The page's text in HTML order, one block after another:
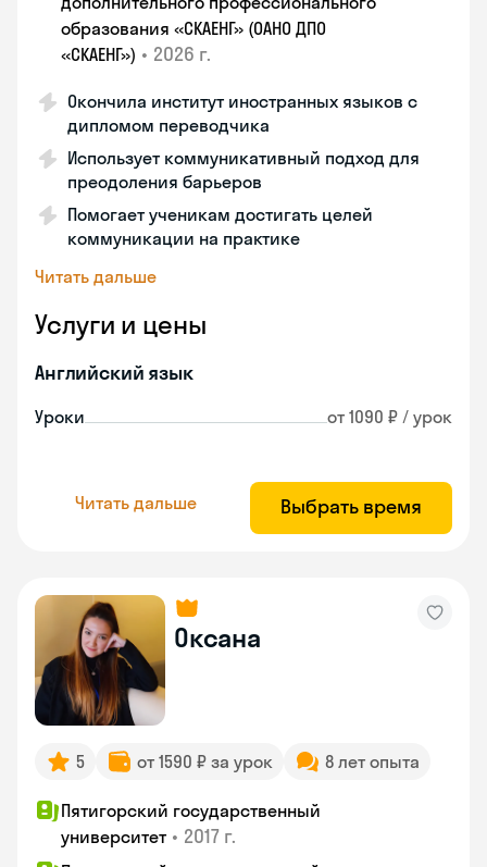
образования «СКАЕНГ» (ОАНО ДПО
«СКАЕНГ») • 2026 г.
Окончила институт иностранных языков с
дипломом переводчика
Использует коммуникативный подход для
преодоления барьеров
Помогает ученикам достигать целей
коммуникации на практике
Читать дальше
Услуги и цены
Английский язык
Уроки от 1090 ₽ / урок
Читать дальше Выбрать время
Оксана
5 от 1590 ₽ за урок 8 лет опыта
Пятигорский государственный
университет • 2017 г.